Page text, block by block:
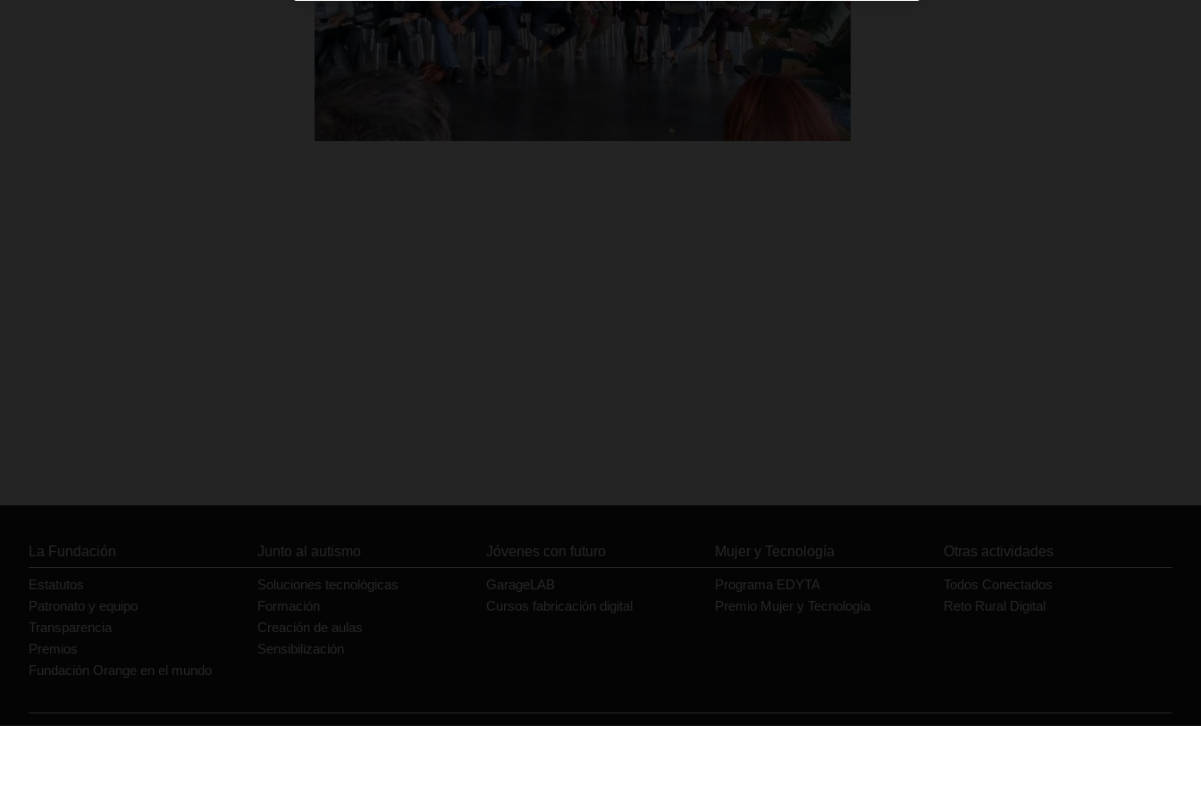
La Fundación
Estatutos
Patronato y equipo
Transparencia
Premios
Fundación Orange en el mundo
Junto al autismo
Soluciones tecnológicas
Formación
Creación de aulas
Sensibilización
Jóvenes con futuro
GarageLAB
Cursos fabricación digital
Mujer y Tecnología
Programa EDYTA
Premio Mujer y Tecnología
Otras actividades
Todos Conectados
Reto Rural Digital